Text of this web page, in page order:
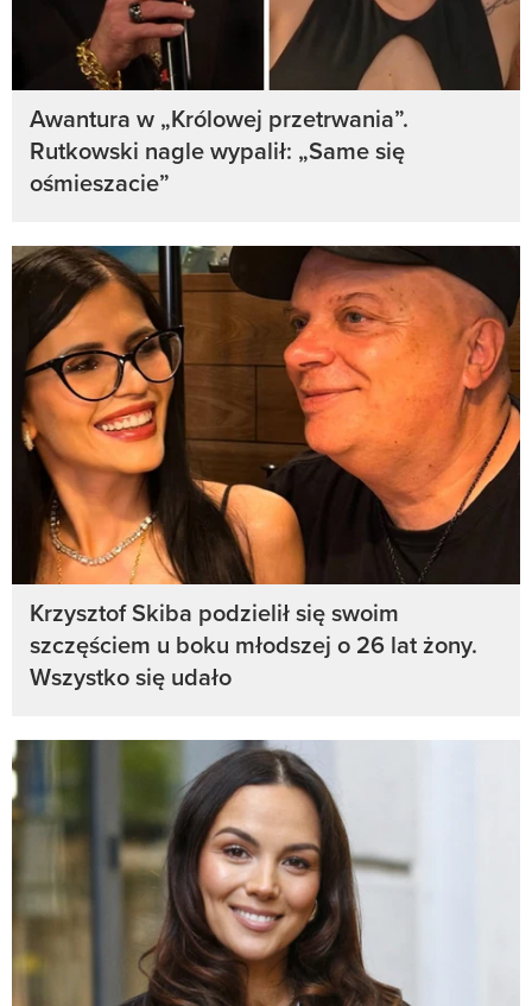
Awantura w „Królowej przetrwania”.
Rutkowski nagle wypalił: „Same się
ośmieszacie”
Krzysztof Skiba podzielił się swoim
szczęściem u boku młodszej o 26 lat żony.
Wszystko się udało